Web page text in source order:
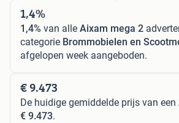
1,4%
1,4% van alle Aixam mega 2
categorie Brommobielen en
afgelopen week aangeboden.
€ 9.473
De huidige gemiddelde prijs van een
€ 9.473.